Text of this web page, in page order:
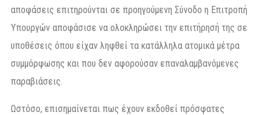
αποφάσεις επιτηρούνται σε προηγούμενη Σύνοδο η Επιτροπή
Υπουργών αποφάσισε να ολοκληρώσει την επιτήρησή της σε
υποθέσεις όπου είχαν ληφθεί τα κατάλληλα ατομικά μέτρα
συμμόρφωσης και που δεν αφορούσαν επαναλαμβανόμενες
παραβιάσεις.
Ωστόσο, επισημαίνεται πως έχουν εκδοθεί πρόσφατες